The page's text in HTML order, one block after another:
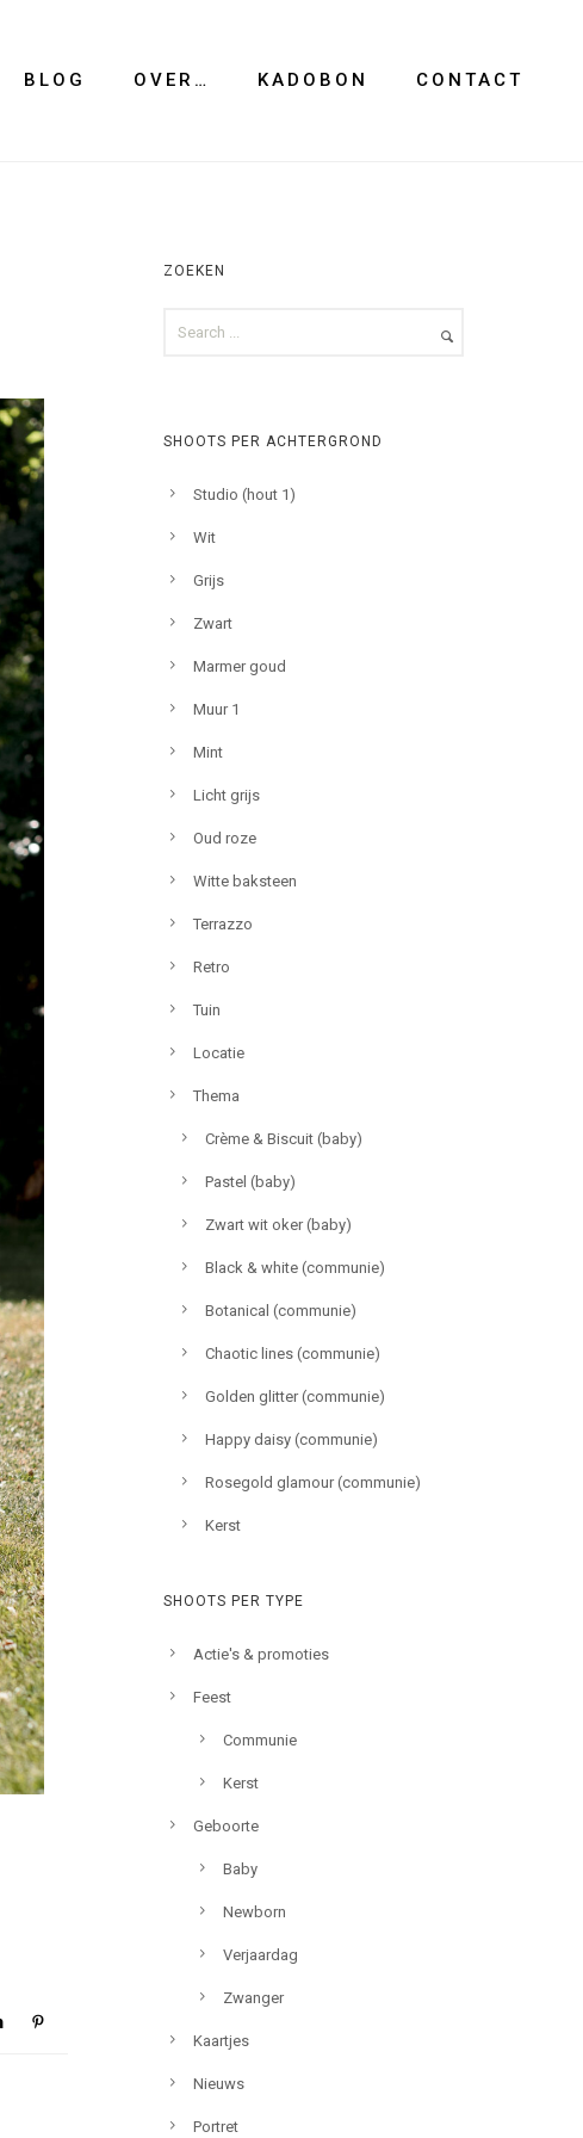
BLOG OVER… KADOBON CONTACT
ZOEKEN
SHOOTS PER ACHTERGROND
Studio (hout 1)
Wit
Grijs
Zwart
Marmer goud
Muur 1
Mint
Licht grijs
Oud roze
Witte baksteen
Terrazzo
Retro
Tuin
Locatie
Thema
Crème & Biscuit (baby)
Pastel (baby)
Zwart wit oker (baby)
Black & white (communie)
Botanical (communie)
Chaotic lines (communie)
Golden glitter (communie)
Happy daisy (communie)
Rosegold glamour (communie)
Kerst
SHOOTS PER TYPE
Actie's & promoties
Feest
Communie
Kerst
Geboorte
Baby
Newborn
Verjaardag
Zwanger
Kaartjes
Nieuws
Portret